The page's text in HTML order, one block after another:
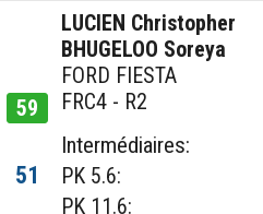
59
LUCIEN Christopher
BHUGELOO Soreya
FORD FIESTA
FRC4 - R2
51
Intermédiaires:
PK 5.6:
PK 11.6: